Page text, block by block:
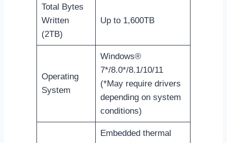
Total Bytes
Written
(2TB)
Up to 1,600TB
Operating
System
Windows®
7*/8.0*/8.1/10/11
(*May require drivers
depending on system
conditions)
Embedded thermal